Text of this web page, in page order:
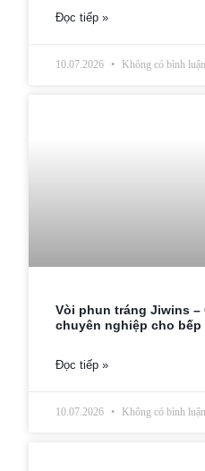
Đọc tiếp »
10.07.2026 Không có bình luận
Vòi phun tráng Jiwins
chuyên nghiệp cho
Đọc tiếp »
10.07.2026 Không có bình luận